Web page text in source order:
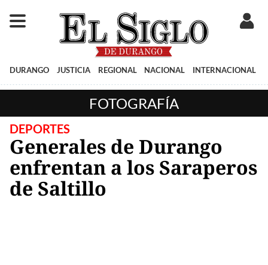
DURANGO JUSTICIA REGIONAL NACIONAL INTERNACIONAL
FOTOGRAFÍA
DEPORTES
Generales de Durango
enfrentan a los Saraperos
de Saltillo